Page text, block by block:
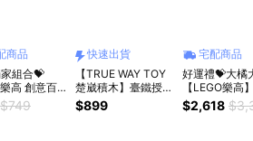
商品
組合💝
創意百
合1 31147
機
$749
快速出貨
【TRUE WAY TOY
楚崴積木】臺鐵授權
｜CT-273仲夏寶島
號2合1蒸汽火車積木
$899
宅配商品
好運禮💝大橘
【LEGO樂高
Ideas 21376 橘貓
(動物玩具 居
$2,618